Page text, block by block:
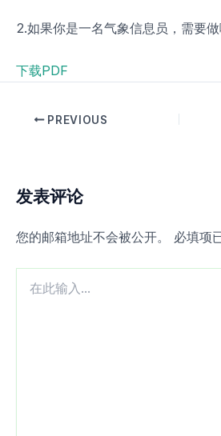
2.如果你是一名气象信息员，需要
下载PDF
PREVIOUS
发表评论
您的邮箱地址不会被公开。 必填项